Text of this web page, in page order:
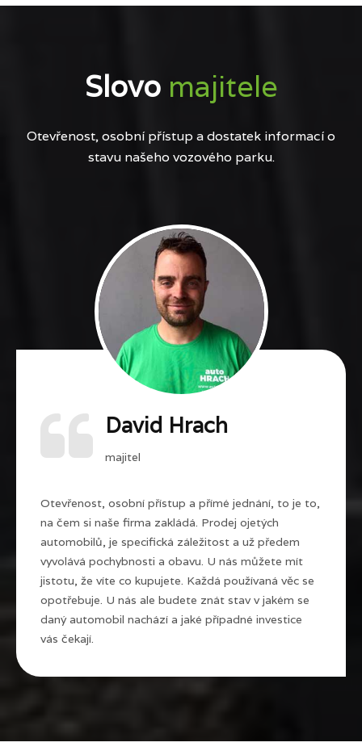
Slovo majitele
Otevřenost, osobní přístup a dostatek informací o
stavu našeho vozového parku.
David Hrach
majitel
Otevřenost, osobní přístup a přímé jednání, to je to,
na čem si naše firma zakládá. Prodej ojetých
automobilů, je specifická záležitost a už předem
vyvolává pochybnosti a obavu. U nás můžete mít
jistotu, že víte co kupujete. Každá používaná věc se
opotřebuje. U nás ale budete znát stav v jakém se
daný automobil nachází a jaké případné investice
vás čekají.